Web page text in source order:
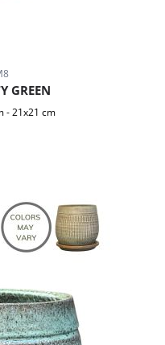
GREEN
-21x21 cm